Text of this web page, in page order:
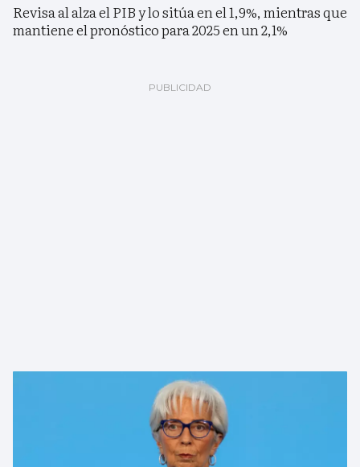
Revisa al alza el PIB y lo sitúa en el 1,9%, mientras que
mantiene el pronóstico para 2025 en un 2,1%